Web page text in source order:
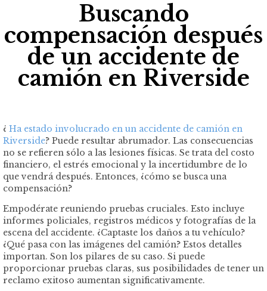
Buscando
compensación después
de un accidente de
camión en Riverside
¿ Ha estado involucrado en un accidente de camión en
Riverside? Puede resultar abrumador. Las consecuencias
no se refieren sólo a las lesiones físicas. Se trata del costo
financiero, el estrés emocional y la incertidumbre de lo
que vendrá después. Entonces, ¿cómo se busca una
compensación?
Empodérate reuniendo pruebas cruciales. Esto incluye
informes policiales, registros médicos y fotografías de la
escena del accidente. ¿Captaste los daños a tu vehículo?
¿Qué pasa con las imágenes del camión? Estos detalles
importan. Son los pilares de su caso. Si puede
proporcionar pruebas claras, sus posibilidades de tener un
reclamo exitoso aumentan significativamente.